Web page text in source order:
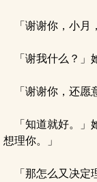
「谢谢你，小月
「谢我什么？」
「谢谢你，还愿
「知道就好。」
想理你。」
「那怎么又决定